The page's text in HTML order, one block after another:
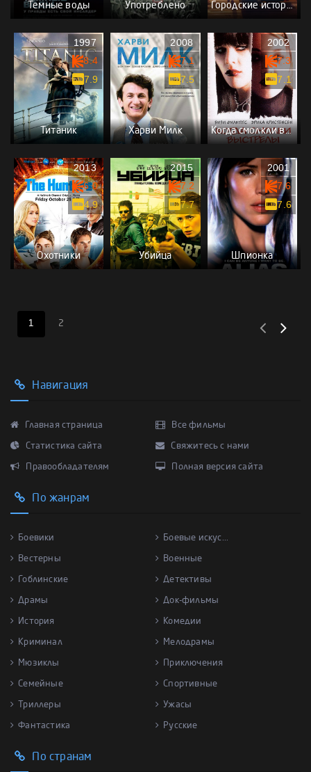
Темные воды Употреблено Городские истории
Титаник
1997
8.4
7.9
Харви Милк
2008
7.1
7.5
Когда смолкли выстрелы
2002
7.3
7.1
Охотники
2013
6.0
4.9
Убийца
2015
7.2
7.7
Шпионка
2001
7.6
7.6
1 2
Навигация
Главная страница Все фильмы
Статистика сайта Свяжитесь с нами
Правообладателям Полная версия сайта
По жанрам
Боевики Боевые искус...
Вестерны Военные
Гоблинские Детективы
Драмы Док-фильмы
История Комедии
Криминал Мелодрамы
Мюзиклы Приключения
Семейные Спортивные
Триллеры Ужасы
Фантастика Русские
По странам